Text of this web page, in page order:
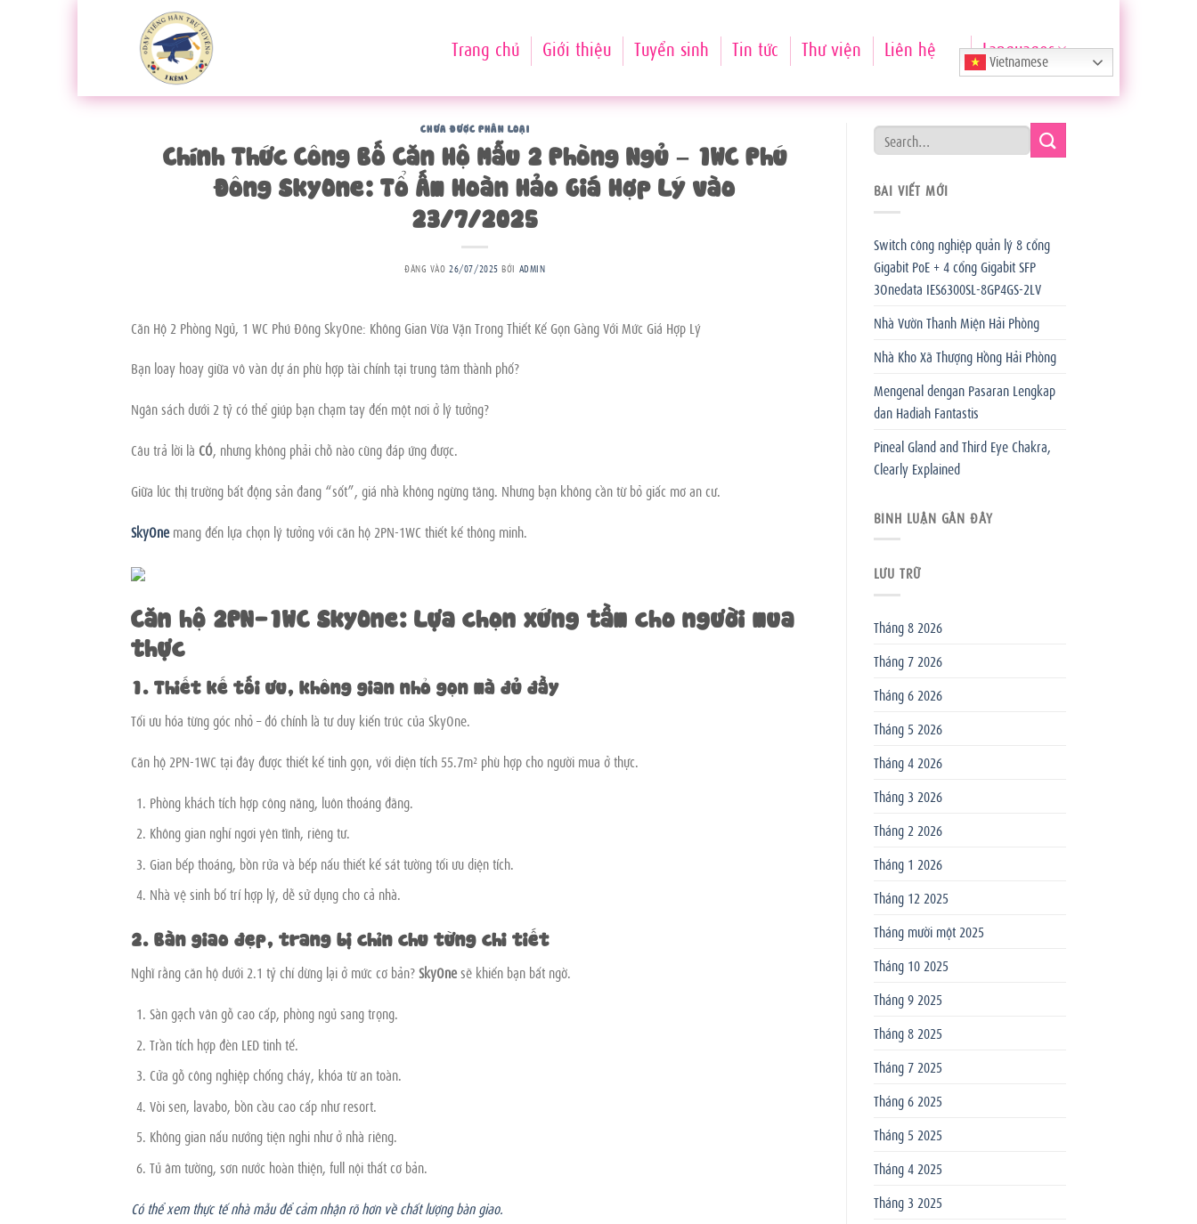
Trang chủ Giới thiệu Tuyển sinh Tin tức Thư viện Liên hệ Vietnamese
Languages
CHƯA ĐƯỢC PHÂN LOẠI
Chính Thức Công Bố Căn Hộ Mẫu 2 Phòng Ngủ – 1WC Phú
Đông SkyOne: Tổ Ấm Hoàn Hảo Giá Hợp Lý vào
23/7/2025
ĐĂNG VÀO26/07/2025 BỞI ADMIN
Căn Hộ 2 Phòng Ngủ, 1 WC Phú Đông SkyOne: Không Gian Vừa Vặn Trong Thiết Kế Gọn Gàng Với Mức Giá Hợp Lý
Bạn loay hoay giữa vô vàn dự án phù hợp tài chính tại trung tâm thành phố?
Ngân sách dưới 2 tỷ có thể giúp bạn chạm tay đến một nơi ở lý tưởng?
Câu trả lời là CÓ, nhưng không phải chỗ nào cũng đáp ứng được.
Giữa lúc thị trường bất động sản đang “sốt”, giá nhà không ngừng tăng. Nhưng bạn không cần từ bỏ giấc mơ an cư.
SkyOnemang đến lựa chọn lý tưởng với căn hộ 2PN-1WC thiết kế thông minh.
Căn hộ 2PN-1WC SkyOne: Lựa chọn xứng tầm cho người mua
thực
1. Thiết kế tối ưu, không gian nhỏ gọn mà đủ đầy
Tối ưu hóa từng góc nhỏ – đó chính là tư duy kiến trúc của SkyOne.
Căn hộ 2PN-1WC tại đây được thiết kế tinh gọn, với diện tích 55.7m² phù hợp cho người mua ở thực.
Phòng khách tích hợp công năng, luôn thoáng đãng.
Không gian nghỉ ngơi yên tĩnh, riêng tư.
Gian bếp thoáng, bồn rửa và bếp nấu thiết kế sát tường tối ưu diện tích.
Nhà vệ sinh bố trí hợp lý, dễ sử dụng cho cả nhà.
2. Bàn giao đẹp, trang bị chỉn chu từng chi tiết
Nghĩ rằng căn hộ dưới 2.1 tỷ chỉ dừng lại ở mức cơ bản?SkyOnesẽ khiến bạn bất ngờ.
Sàn gạch vân gỗ cao cấp, phòng ngủ sang trọng.
Trần tích hợp đèn LED tinh tế.
Cửa gỗ công nghiệp chống cháy, khóa từ an toàn.
Vòi sen, lavabo, bồn cầu cao cấp như resort.
Không gian nấu nướng tiện nghi như ở nhà riêng.
Tủ âm tường, sơn nước hoàn thiện, full nội thất cơ bản.
Có thể xem thực tế nhà mẫu để cảm nhận rõ hơn về chất lượng bàn giao.
BÀI VIẾT MỚI
Switch công nghiệp quản lý 8 cổng
Gigabit PoE + 4 cổng Gigabit SFP
3Onedata IES6300SL-8GP4GS-2LV
Nhà Vườn Thanh Miện Hải Phòng
Nhà Kho Xã Thượng Hồng Hải Phòng
Mengenal dengan Pasaran Lengkap
dan Hadiah Fantastis
Pineal Gland and Third Eye Chakra,
Clearly Explained
BÌNH LUẬN GẦN ĐÂY
LƯU TRỮ
Tháng 8 2026
Tháng 7 2026
Tháng 6 2026
Tháng 5 2026
Tháng 4 2026
Tháng 3 2026
Tháng 2 2026
Tháng 1 2026
Tháng 12 2025
Tháng mười một 2025
Tháng 10 2025
Tháng 9 2025
Tháng 8 2025
Tháng 7 2025
Tháng 6 2025
Tháng 5 2025
Tháng 4 2025
Tháng 3 2025